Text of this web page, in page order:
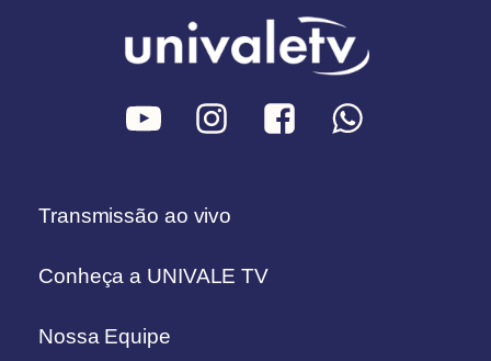
Transmissão ao vivo
Conheça a UNIVALE TV
Nossa Equipe